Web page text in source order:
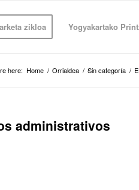
zikloa Yogyakartako
here: Home / Orrialdea / Sin categoría /
administrativos